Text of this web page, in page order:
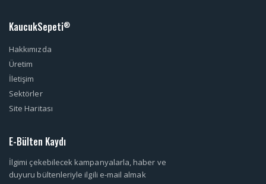
KaucukSepeti®
Hakkımızda
Üretim
İletişim
Sektörler
Site Haritası
E-Bülten Kaydı
İlgimi çekebilecek kampanyalarla, haber ve
duyuru bültenleriyle ilgili e-mail almak